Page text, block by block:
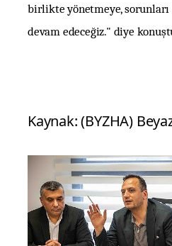
birlikte yönetmeye, sorunları
devam edeceğiz." diye
Kaynak: (BYZHA)